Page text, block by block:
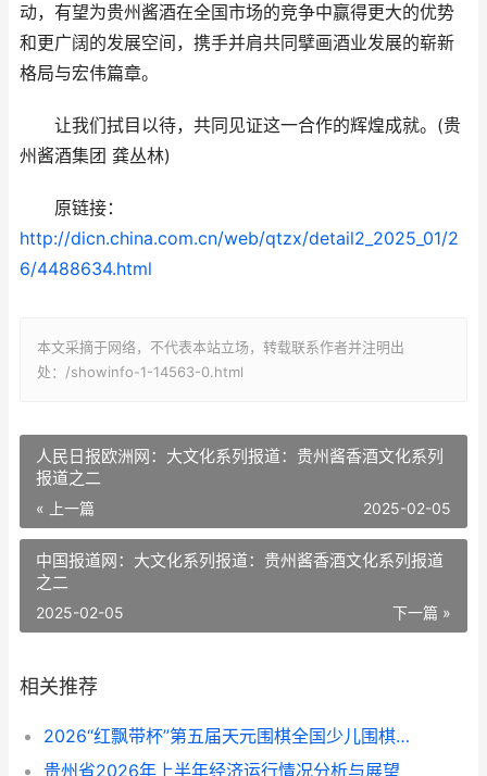
动，有望为贵州酱酒在全国市场的竞争中赢得更大的优势
和更广阔的发展空间，携手并肩共同擘画酒业发展的崭新
格局与宏伟篇章。
让我们拭目以待，共同见证这一合作的辉煌成就。(贵
州酱酒集团 龚丛林)
原链接：
http://dicn.china.com.cn/web/qtzx/detail2_2025_01/2
6/4488634.html
本文采摘于网络，不代表本站立场，转载联系作者并注明出
处：/showinfo-1-14563-0.html
人民日报欧洲网：大文化系列报道：贵州酱香酒文化系列
报道之二
« 上一篇 2025-02-05
中国报道网：大文化系列报道：贵州酱香酒文化系列报道
之二
下一篇 »
2025-02-05
相关推荐
​​​​​​​2026“红飘带杯”第五届天元围棋全国少儿围棋公开赛在贵阳开幕
贵州省2026年上半年经济运行情况分析与展望